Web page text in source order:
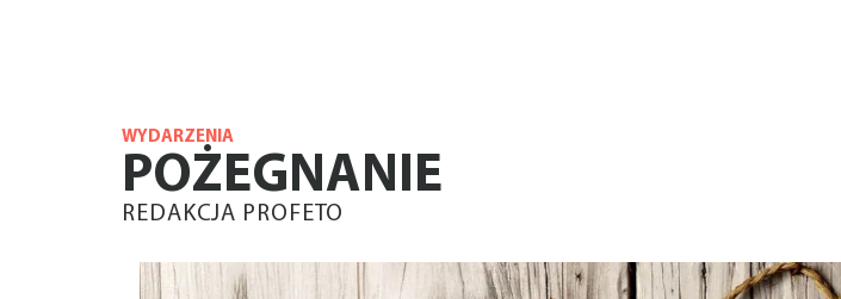
WYDARZENIA
POŻEGNANIE
REDAKCJA PROFETO